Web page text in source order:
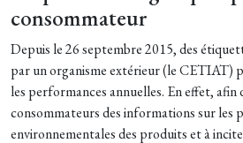
consommateur
Depuis le 26 septembre 2015, des
par un organisme extérieur (le CETIAT)
les performances annuelles. En effet,
consommateurs des informations sur les
environnementales des produits et à